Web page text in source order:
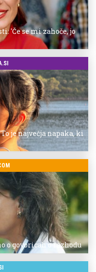
'Če se mi zahoče, jo
je največja napaka, ki
o govoricah o razhodu